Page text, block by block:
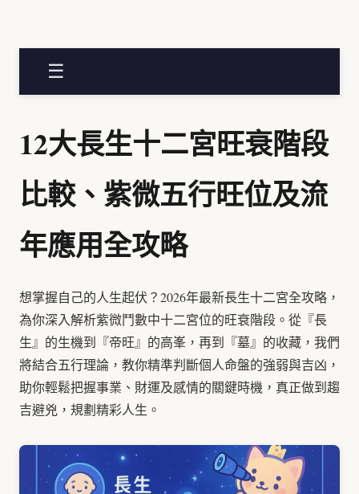
☰
12大長生十二宮旺衰階段
比較、紫微五行旺位及流
年應用全攻略
想掌握自己的人生起伏？2026年最新長生十二宮全攻略，
為你深入解析紫微鬥數中十二宮位的旺衰階段。從『長
生』的生機到『帝旺』的高峯，再到『墓』的收藏，我們
將結合五行理論，教你精準判斷個人命盤的強弱與吉凶，
助你輕鬆把握事業、財運及感情的關鍵時機，真正做到趨
吉避兇，規劃精彩人生。